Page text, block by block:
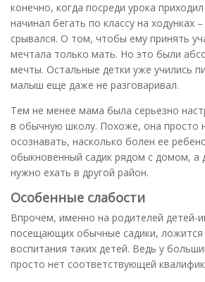
конечно, когда посреди урока
начинал бегать по классу на ходунках
срывался. О том, чтобы ему принять
мечтала только мать. Но это были
мечты. Остальные детки уже учились
малыш еще даже не разговаривал.
Тем не менее мама была серьезно
в обычную школу. Похоже, она просто
осознавать, насколько болен ее
обыкновенный садик рядом с домом, а
нужно ехать в другой район.
Особенные слабости
Впрочем, именно на родителей детей-
посещающих обычные садики, ложится
воспитания таких детей. Ведь у
просто нет соответствующей